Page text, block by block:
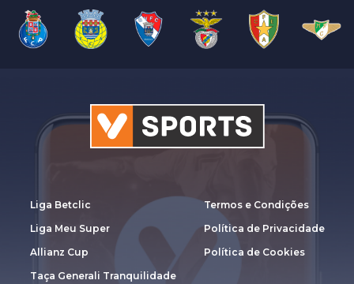
Liga Betclic
Liga Meu Super
Allianz Cup
Taça Generali Tranquilidade
Termos e Condições
Política de Privacidade
Política de Cookies